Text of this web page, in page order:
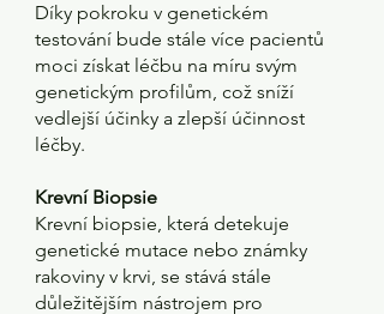
Díky pokroku v genetickém
testování bude stále více pacientů
moci získat léčbu na míru svým
genetickým profilům, což sníží
vedlejší účinky a zlepší účinnost
léčby.
Krevní Biopsie
Krevní biopsie, která detekuje
genetické mutace nebo známky
rakoviny v krvi, se stává stále
důležitějším nástrojem pro